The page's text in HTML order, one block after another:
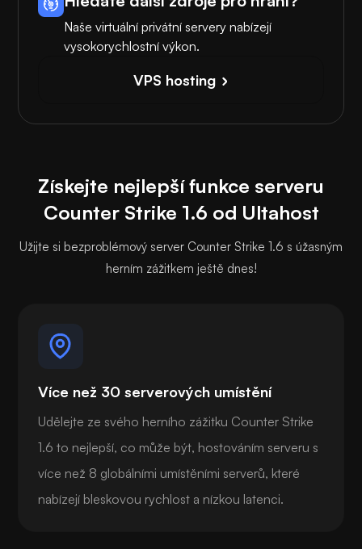
Naše virtuální privátní servery nabízejí
vysokorychlostní výkon.
VPS hosting
Získejte nejlepší funkce serveru
Counter Strike 1.6 od Ultahost
Užijte si bezproblémový server Counter Strike 1.6 s úžasným
herním zážitkem ještě dnes!
Více než 30 serverových umístění
Udělejte ze svého herního zážitku Counter Strike
1.6 to nejlepší, co může být, hostováním serveru s
více než 8 globálními umístěními serverů, které
nabízejí bleskovou rychlost a nízkou latenci.